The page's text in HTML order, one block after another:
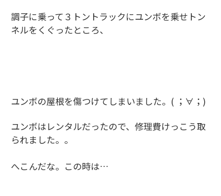
調子に乗って３トントラックにユンボを乗せトン
ネルをくぐったところ、
ユンボの屋根を傷つけてしまいました。( ；∀；)
ユンボはレンタルだったので、修理費けっこう取
られました。。
へこんだな。この時は…